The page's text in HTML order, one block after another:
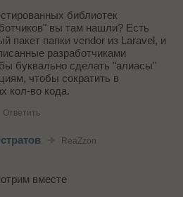
библиотек
вы там нашли? Есть
пакет папки vendor из Laravel, и
разработчиками
буквально сделать "алиасы"
чтобы сократить в
кол-во кода.
Ответить
ReaZzon
вместе